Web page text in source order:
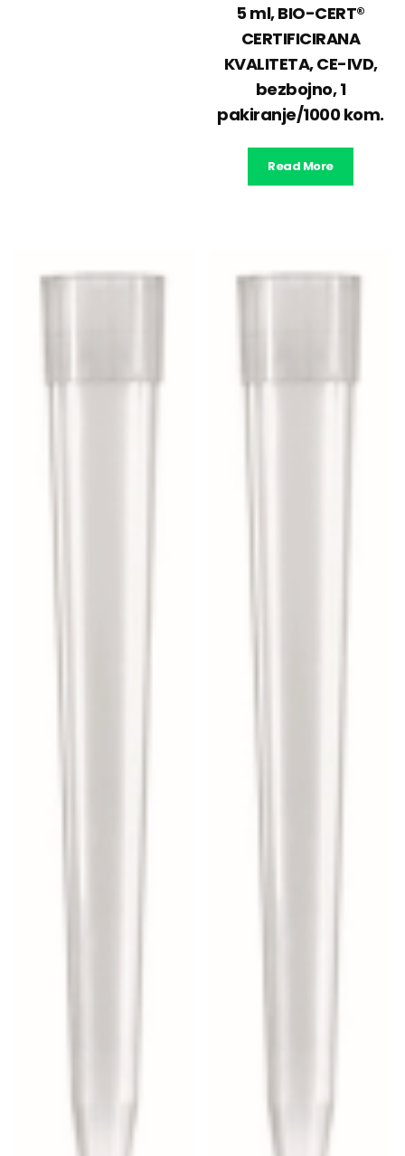
5 ml, BIO-CERT®
CERTIFICIRANA
KVALITETA, CE-IVD,
bezbojno, 1
pakiranje/1000 kom.
Read More